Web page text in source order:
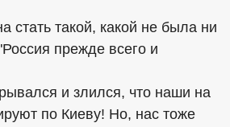
стать такой, какой не была ни
прежде всего и
и злился, что наши на
по Киеву! Но, нас тоже